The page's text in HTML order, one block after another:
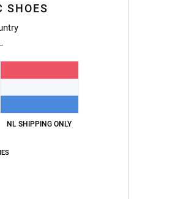
SHOES
NL SHIPPING ONLY